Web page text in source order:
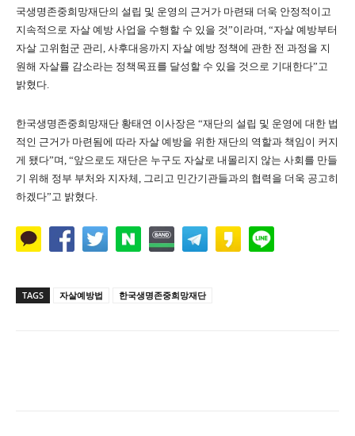
국생명존중희망재단의 설립 및 운영의 근거가 마련돼 더욱 안정적이고
지속적으로 자살 예방 사업을 수행할 수 있을 것”이라며, “자살 예방부터
자살 고위험군 관리, 사후대응까지 자살 예방 정책에 관한 전 과정을 지
원해 자살률 감소라는 정책목표를 달성할 수 있을 것으로 기대한다”고
밝혔다.
한국생명존중희망재단 황태연 이사장은 “재단의 설립 및 운영에 대한 법
적인 근거가 마련됨에 따라 자살 예방을 위한 재단의 역할과 책임이 커지
게 됐다”며, “앞으로도 재단은 누구도 자살로 내몰리지 않는 사회를 만들
기 위해 정부 부처와 지자체, 그리고 민간기관들과의 협력을 더욱 공고히
하겠다”고 밝혔다.
TAGS 자살예방법 한국생명존중희망재단